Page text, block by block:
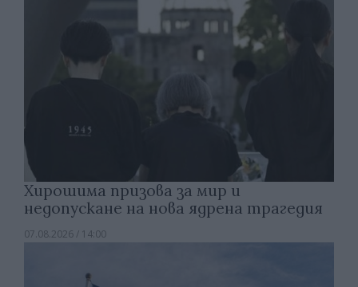
Хирошима призова за мир и
недопускане на нова ядрена трагедия
07.08.2026 / 14:00